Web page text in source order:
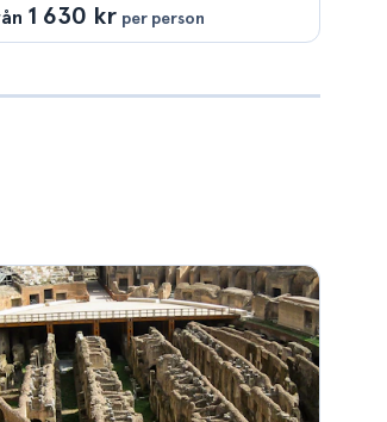
1 630 kr per person